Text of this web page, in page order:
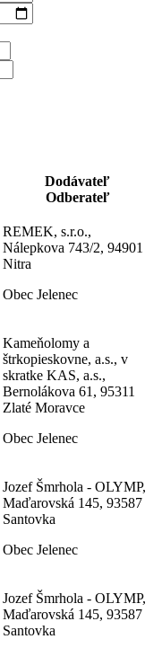
Dodávateľ
Odberateľ
REMEK, s.r.o.,
Nálepkova 743/2, 94901
Nitra
Obec Jelenec
Kameňolomy a
štrkopieskovne, a.s., v
skratke KAS, a.s.,
Bernolákova 61, 95311
Zlaté Moravce
Obec Jelenec
Jozef Šmrhola - OLYMP,
Maďarovská 145, 93587
Santovka
Obec Jelenec
Jozef Šmrhola - OLYMP,
Maďarovská 145, 93587
Santovka